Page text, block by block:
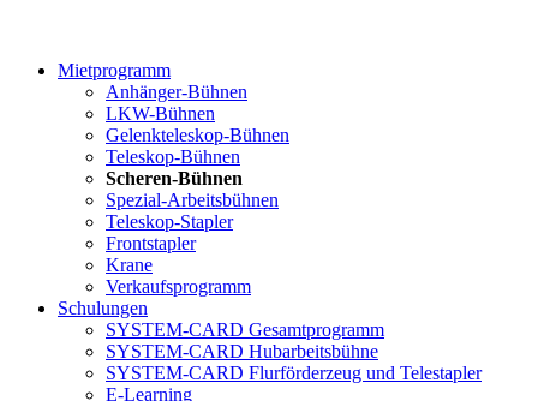
Mietprogramm
Anhänger-Bühnen
LKW-Bühnen
Gelenkteleskop-Bühnen
Teleskop-Bühnen
Scheren-Bühnen
Spezial-Arbeitsbühnen
Teleskop-Stapler
Frontstapler
Krane
Verkaufsprogramm
Schulungen
SYSTEM-CARD Gesamtprogramm
SYSTEM-CARD Hubarbeitsbühne
SYSTEM-CARD Flurförderzeug und Telestapler
E-Learning